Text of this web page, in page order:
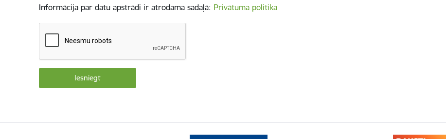
Informācija par datu apstrādi ir atrodama sadaļā: Privātuma politika